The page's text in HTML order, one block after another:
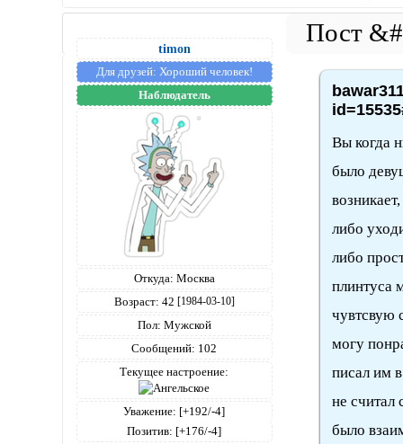
timon
Для друзей: Хороший человек!
Наблюдатель
Откуда: Москва
Возраст: 42 [1984-03-10]
Пол: Мужской
Сообщений: 102
Текущее настроение:
Уважение: [+192/-4]
Позитив: [+176/-4]
Вы когда
было
либо
либо
плинтуса
чувтсвую
могу
писал им
не считал
было